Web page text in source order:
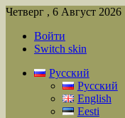
Четверг , 6 Август 2026
Войти
Switch skin
Русский
Русский
English
Eesti